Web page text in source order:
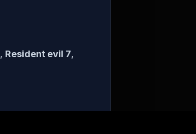
, Resident evil 7,